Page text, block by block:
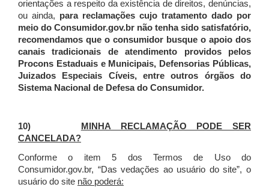
orientações a respeito da existência de direitos, denúncias,
ou ainda, para reclamações cujo tratamento dado por
meio do Consumidor.gov.br não tenha sido satisfatório,
recomendamos que o consumidor busque o apoio dos
canais tradicionais de atendimento providos pelos
Procons Estaduais e Municipais, Defensorias Públicas,
Juizados Especiais Cíveis, entre outros órgãos do
Sistema Nacional de Defesa do Consumidor.
10)
MINHA RECLAMAÇÃO PODE SER
CANCELADA?
Conforme o item 5 dos Termos de Uso do
Consumidor.gov.br, “Das vedações ao usuário do site”, o
usuário do site não poderá: